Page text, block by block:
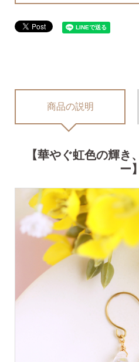
誕生石で選ぶ
ピアスホール完成までの3stepで
価格で選ぶ
インスタライブで紹介したピアス
なでしこピアスの使いやすい所や
使いにくい所を、赤裸々にレビュー
商品の説明
【華やぐ虹色の輝き
ー】